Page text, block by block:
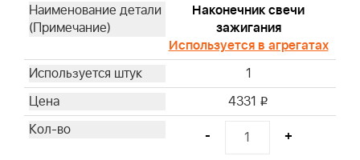
Наконечник свечи
зажигания
Используется в агрегатах
1
4331 i
- +